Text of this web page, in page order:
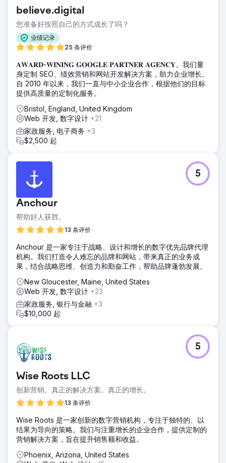
Polytech Italia 从一开始就转向 Square Marketing，目的是
启动一个项目，其通过门户网站和社交渠道（Facebook、
Instagram、Youtube 和 Linkedin）进行的沟通与该计划的使
丽，而不是越来越多地出现在信息流和社交页面上的假新闻。
结果
自 2021 年 5 月推出该网站以来，我们已拥有 7,415 名用户，
手术后 Covid-19 疫苗可能出现并发症的文章、一篇关于整容
手术费用的文章、一篇关于体育锻炼和肩部美丽的深入文章以
及一份报告关于美丽的乳房和晒黑。
believe.digital
您准备好按照自己的方式成长了吗？
业绩记录
25 条评价
𝐀𝐖𝐀𝐑𝐃-𝐖𝐈𝐍𝐈𝐍𝐆 𝐆𝐎𝐎𝐆𝐋𝐄 𝐏𝐀𝐑𝐓𝐍𝐄𝐑 𝐀𝐆𝐄𝐍𝐂𝐘。我们量
身定制 SEO、绩效营销和网站开发解决方案，助力企业增长。
自 2010 年以来，我们一直与中小企业合作，根据他们的目标
提供高质量的定制化服务。
Bristol, England, United Kingdom
Web 开发, 数字设计 +21
家政服务, 电子商务 +3
$2,500 起
Anchour
帮助好人获胜。
13 条评价
5
Anchour 是一家专注于战略、设计和增长的数字优先品牌代理
机构。我们打造令人难忘的品牌和网站，带来真正的业务成
果，结合战略思维、创造力和勤奋工作，帮助品牌蓬勃发展。
New Gloucester, Maine, United States
Web 开发, 数字设计 +23
家政服务, 银行与金融 +3
$10,000 起
Wise Roots LLC
创新营销。真正的解决方案。真正的增长。
13 条评价
5
Wise Roots 是一家创新的数字营销机构，专注于独特的、以
结果为导向的策略。我们与注重增长的企业合作，提供定制的
营销解决方案，旨在提升销售额和收益。
Phoenix, Arizona, United States